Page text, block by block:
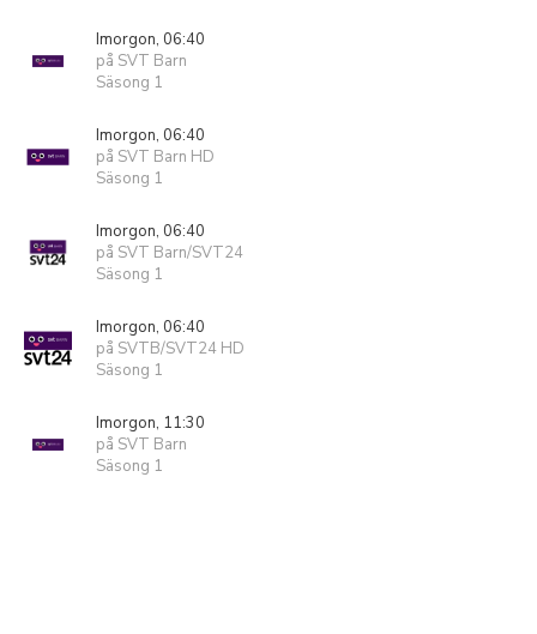
Imorgon, 06:40
på SVT Barn
Säsong 1
Imorgon, 06:40
på SVT Barn HD
Säsong 1
Imorgon, 06:40
på SVT Barn/SVT24
Säsong 1
Imorgon, 06:40
på SVTB/SVT24 HD
Säsong 1
Imorgon, 11:30
på SVT Barn
Säsong 1